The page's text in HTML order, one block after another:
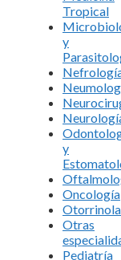
Tropical
y
y
Oncología
Otras
Pediatría